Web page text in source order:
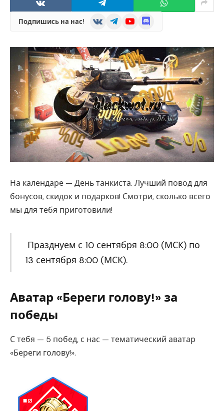
Подпишись на нас! VKontakteTelegramYouTubeDiscord
На календаре — День танкиста. Лучший повод для
бонусов, скидок и подарков! Смотри, сколько всего
мы для тебя приготовили!
Празднуем с 10 сентября 8:00 (МСК) по
13 сентября 8:00 (МСК).
Аватар «Береги голову!» за
победы
С тебя — 5 побед, с нас — тематический аватар
«Береги голову!».